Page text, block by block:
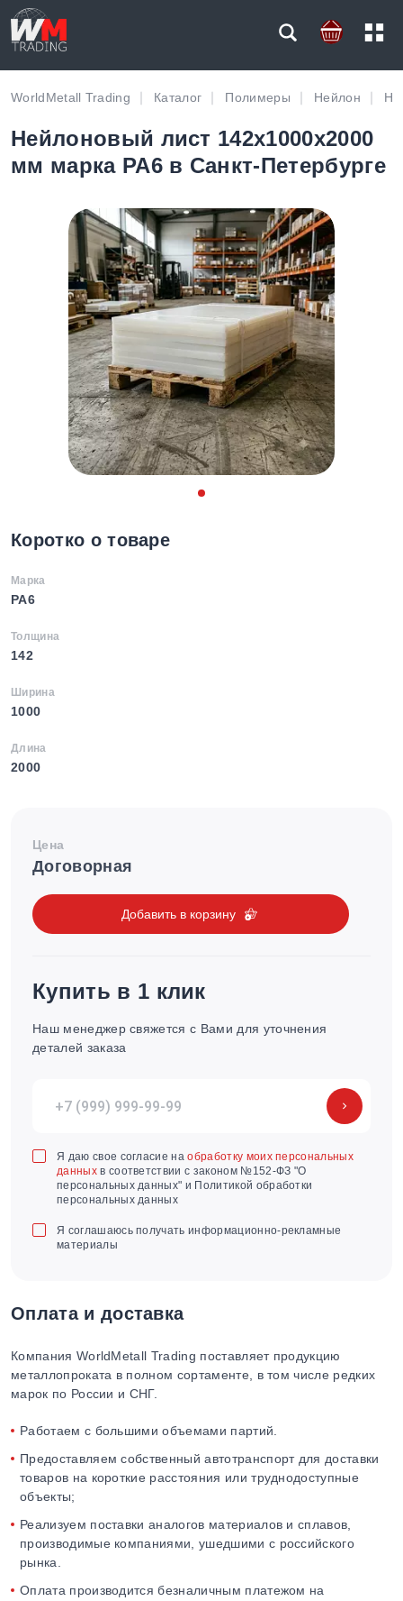
WorldMetall Trading Каталог Полимеры Нейлон
Нейлоновый лист 142х1000х2000
мм марка PA6 в Санкт-Петербурге
Коротко о товаре
Марка
PA6
Толщина
142
Ширина
1000
Длина
2000
Цена
Договорная
Добавить в корзину
Купить в 1 клик
Наш менеджер свяжется с Вами для уточнения
деталей заказа
Я даю свое согласие наобработку моих персональных
данныхв соответствии с законом №152-ФЗ "О
персональных данных" и Политикой обработки
персональных данных
Я соглашаюсь получать информационно-рекламные
материалы
Оплата и доставка
Компания WorldMetall Trading поставляет продукцию
металлопроката в полном сортаменте, в том числе редких
марок по России и СНГ.
Работаем с большими объемами партий.
Предоставляем собственный автотранспорт для доставки
товаров на короткие расстояния или труднодоступные
объекты;
Реализуем поставки аналогов материалов и сплавов,
производимые компаниями, ушедшими с российского
рынка.
Оплата производится безналичным платежом на